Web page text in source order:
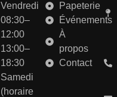
Vendredi
08:30–
12:00
13:00–
18:30
Samedi
(horaire
Papeterie
Événements
À
propos
Contact